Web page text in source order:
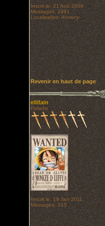
Inscrit le: 21 Aoû 2006
Messages: 2981
Localisation: Annecy
Revenir en haut de page
ellifain
Paladin
Inscrit le: 18 Jan 2011
Messages: 315